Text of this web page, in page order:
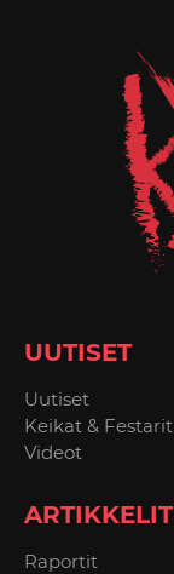
UUTISET
Uutiset
Keikat & Festarit
Videot
ARTIKKELIT
Raportit